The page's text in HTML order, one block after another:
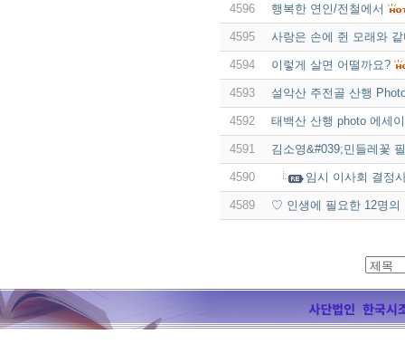
4596 행복한 연인/전철에서
4595 사랑은 손에 쥔 모래와 같
4594 이렇게 살면 어떨까요?
4593 설악산 주전골 산행
4592 태백산 산행 photo 에세이
4591 김소영&#039;민들레꽃
4590 임시 이사회 결정
4589 ♡ 인생에 필요한 12명